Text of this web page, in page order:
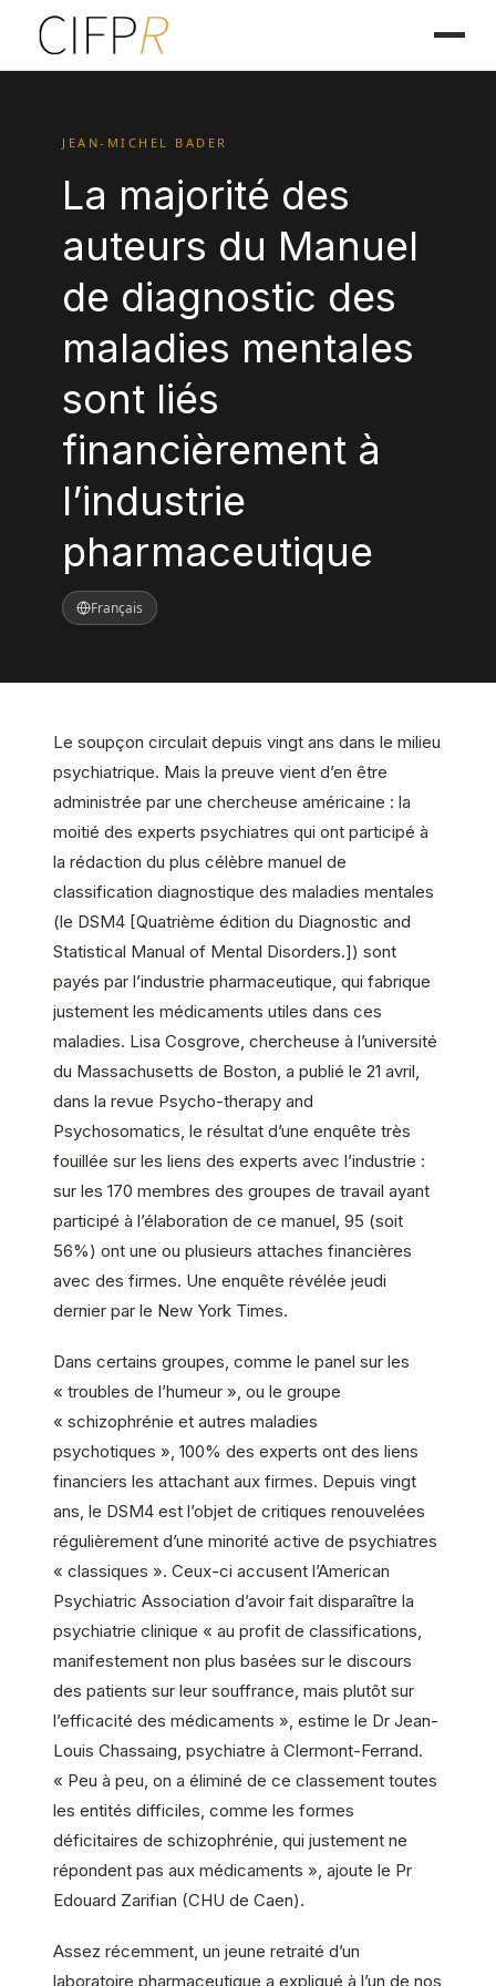
JEAN-MICHEL BADER
La majorité des
auteurs du Manuel
de diagnostic des
maladies mentales
sont liés
financièrement à
l’industrie
pharmaceutique
Français
Le soupçon circulait depuis vingt ans dans le milieu
psychiatrique. Mais la preuve vient d’en être
administrée par une chercheuse américaine : la
moitié des experts psychiatres qui ont participé à
la rédaction du plus célèbre manuel de
classification diagnostique des maladies mentales
(le DSM4 [Quatrième édition du Diagnostic and
Statistical Manual of Mental Disorders.]) sont
payés par l’industrie pharmaceutique, qui fabrique
justement les médicaments utiles dans ces
maladies. Lisa Cosgrove, chercheuse à l’université
du Massachusetts de Boston, a publié le 21 avril,
dans la revue Psycho-therapy and
Psychosomatics, le résultat d’une enquête très
fouillée sur les liens des experts avec l’industrie :
sur les 170 membres des groupes de travail ayant
participé à l’élaboration de ce manuel, 95 (soit
56%) ont une ou plusieurs attaches financières
avec des firmes. Une enquête révélée jeudi
dernier par le New York Times.
Dans certains groupes, comme le panel sur les
« troubles de l’humeur », ou le groupe
« schizophrénie et autres maladies
psychotiques », 100% des experts ont des liens
financiers les attachant aux firmes. Depuis vingt
ans, le DSM4 est l’objet de critiques renouvelées
régulièrement d’une minorité active de psychiatres
« classiques ». Ceux-ci accusent l’American
Psychiatric Association d’avoir fait disparaître la
psychiatrie clinique « au profit de classifications,
manifestement non plus basées sur le discours
des patients sur leur souffrance, mais plutôt sur
l’efficacité des médicaments », estime le Dr Jean-
Louis Chassaing, psychiatre à Clermont-Ferrand.
« Peu à peu, on a éliminé de ce classement toutes
les entités difficiles, comme les formes
déficitaires de schizophrénie, qui justement ne
répondent pas aux médicaments », ajoute le Pr
Edouard Zarifian (CHU de Caen).
Assez récemment, un jeune retraité d’un
laboratoire pharmaceutique a expliqué à l’un de nos